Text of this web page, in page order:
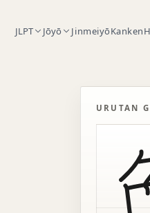
JLPT Jōyō JinmeiyōKanken
URUTAN